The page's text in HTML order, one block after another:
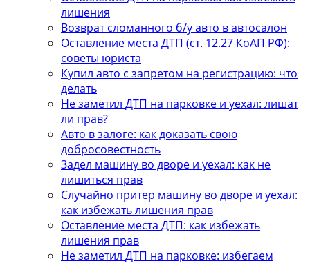
лишения
Возврат сломанного б/у авто в автосалон
Оставление места ДТП (ст. 12.27 КоАП РФ):
советы юриста
Купил авто с запретом на регистрацию: что
делать
Не заметил ДТП на парковке и уехал: лишат
ли прав?
Авто в залоге: как доказать свою
добросовестность
Задел машину во дворе и уехал: как не
лишиться прав
Случайно притер машину во дворе и уехал:
как избежать лишения прав
Оставление места ДТП: как избежать
лишения прав
Не заметил ДТП на парковке: избегаем